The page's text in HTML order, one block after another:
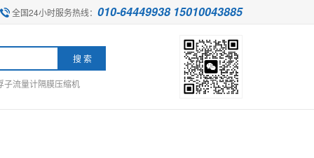
全国24小时服务热线： 010-64449938 15010043885
子流量计隔膜压缩机